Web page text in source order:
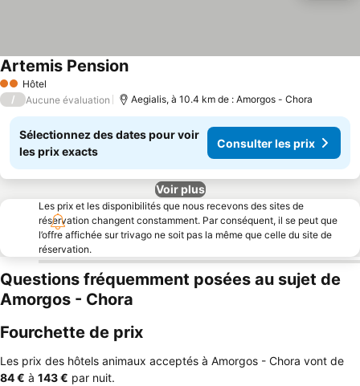
2 Étoiles
Hôtel
Artemis PensionConsulter les prix
/ Aucune évaluation Aegialis, à 10.4 km de : Amorgos - Chora
Sélectionnez des dates pour voir
les prix exacts
Consulter les prix
Voir plus
Les prix et les disponibilités que nous recevons des sites de
réservation changent constamment. Par conséquent, il se peut que
l’offre affichée sur trivago ne soit pas la même que celle du site de
réservation.
Questions fréquemment posées au sujet de
Amorgos - Chora
Fourchette de prix
Les prix des hôtels animaux acceptés à Amorgos - Chora vont de
‎84 € à ‎143 € par nuit.